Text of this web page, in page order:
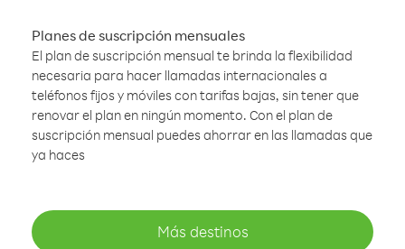
Planes de suscripción mensuales
El plan de suscripción mensual te brinda la flexibilidad
necesaria para hacer llamadas internacionales a
teléfonos fijos y móviles con tarifas bajas, sin tener que
renovar el plan en ningún momento. Con el plan de
suscripción mensual puedes ahorrar en las llamadas que
ya haces
Más destinos